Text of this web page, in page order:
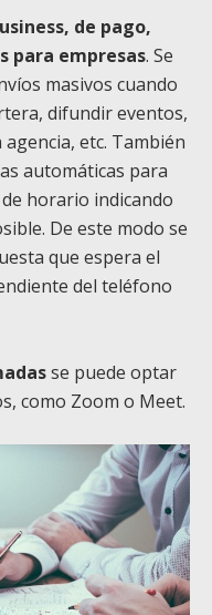
de pago,
para empresas. Se
masivos cuando
difundir eventos,
etc. También
automáticas para
horario indicando
De este modo se
que espera el
del teléfono
se puede optar
como Zoom o Meet.